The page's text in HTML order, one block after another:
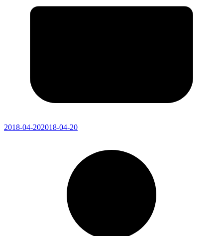
2018-04-202018-04-20